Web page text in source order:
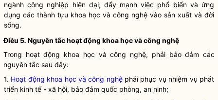
ngành công nghiệp hiện đại; đẩy mạnh việc phổ biến và ứng
dụng các thành tựu khoa học và công nghệ vào sản xuất và đời
sống.
Điều 5. Nguyên tắchoạt động khoa học và công nghệ
Trong hoạt động khoa học và công nghệ, phải bảo đảm các
nguyên tắc sau đây:
1. Hoạt động khoa học và công nghệphải phục vụ nhiệm vụ phát
triển kinh tế - xã hội, bảo đảm quốc phòng, an ninh;